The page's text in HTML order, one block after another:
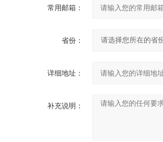
常用邮箱：
省份：
详细地址：
补充说明：